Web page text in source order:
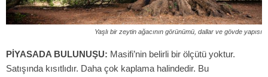
Yaşlı bir zeytin ağacının görünümü, dallar ve gövde yapısı
PİYASADA BULUNUŞU: Masifi’nin belirli bir ölçütü yoktur.
Satışında kısıtlıdır. Daha çok kaplama halindedir. Bu